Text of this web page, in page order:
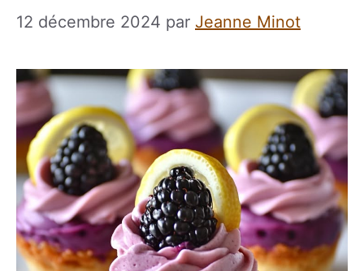
12 décembre 2024 par Jeanne Minot